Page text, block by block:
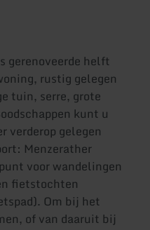
gerenoveerde helft
rustig gelegen
tuin, serre, grote
kunt u
verderop gelegen
Menzerather
voor wandelingen
fietstochten
Om bij het
of van daaruit bij